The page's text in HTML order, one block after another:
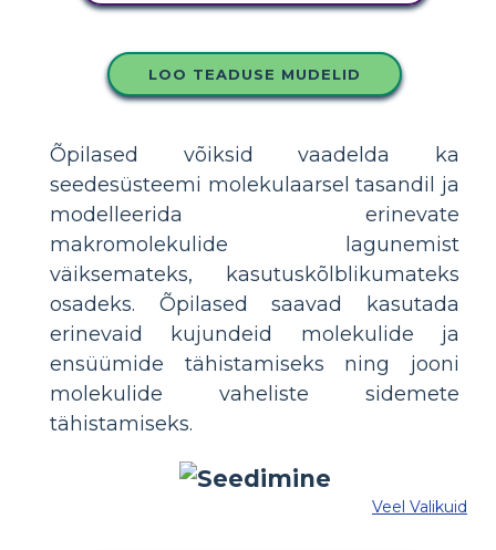
LOO TEADUSE MUDELID
Õpilased võiksid vaadelda ka
seedesüsteemi molekulaarsel tasandil ja
modelleerida erinevate
makromolekulide lagunemist
väiksemateks, kasutuskõlblikumateks
osadeks. Õpilased saavad kasutada
erinevaid kujundeid molekulide ja
ensüümide tähistamiseks ning jooni
molekulide vaheliste sidemete
tähistamiseks.
Veel Valikuid